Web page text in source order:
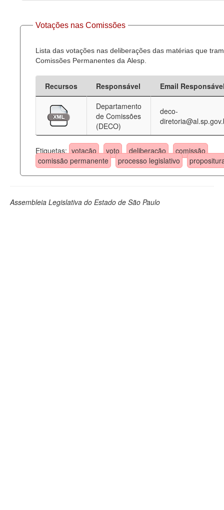
Votações nas Comissões
Lista das votações nas deliberações das matérias que
Comissões Permanentes da Alesp.
Recursos Responsável
Email
Departamento
de Comissões
(DECO)
deco-
Etiquetas: votação voto deliberação
comissão
comissão permanente
processo legislativo
Assembleia Legislativa do Estado de São Paulo